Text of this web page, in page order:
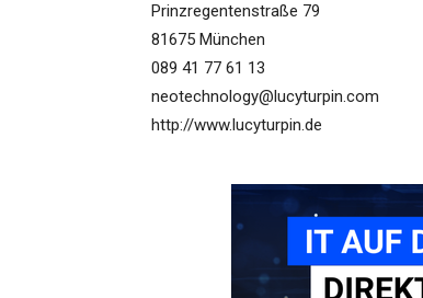
Prinzregentenstraße 79
81675 München
089 41 77 61 13
neotechnology@lucyturpin.com
http://www.lucyturpin.de